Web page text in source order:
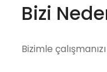
Bizi
Bizimle